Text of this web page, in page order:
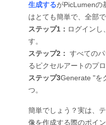
生成するがPicLumenの
はとても簡単で、全部
ステップ1： ログインし
す。
ステップ2： すべての
るピクセルアートのプ
ステップ3Generate "を
つ。
簡単でしょう？実は、
像を作成する際のポイ